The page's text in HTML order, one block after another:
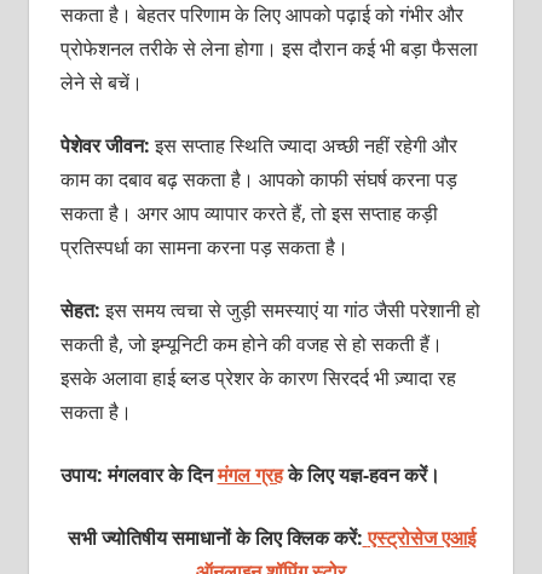
सकता है। बेहतर परिणाम के लिए आपको पढ़ाई को गंभीर और
प्रोफेशनल तरीके से लेना होगा। इस दौरान कई भी बड़ा फैसला
लेने से बचें।
पेशेवर जीवन:इस सप्ताह स्थिति ज्यादा अच्छी नहीं रहेगी और
काम का दबाव बढ़ सकता है। आपको काफी संघर्ष करना पड़
सकता है। अगर आप व्यापार करते हैं, तो इस सप्ताह कड़ी
प्रतिस्पर्धा का सामना करना पड़ सकता है।
सेहत:इस समय त्वचा से जुड़ी समस्याएं या गांठ जैसी परेशानी हो
सकती है, जो इम्यूनिटी कम होने की वजह से हो सकती हैं।
इसके अलावा हाई ब्लड प्रेशर के कारण सिरदर्द भी ज़्यादा रह
सकता है।
उपाय: मंगलवार के दिनमंगल ग्रहके लिए यज्ञ-हवन करें।
सभी ज्योतिषीय समाधानों के लिए क्लिक करें: एस्ट्रोसेज एआई